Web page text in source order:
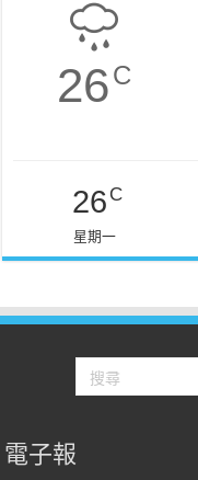
26C
26 C
星期一
電子報